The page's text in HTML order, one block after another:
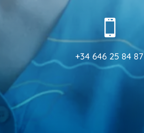

+34 646 25 84 87